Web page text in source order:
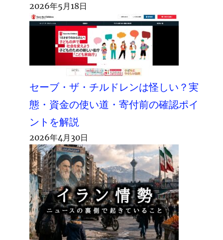
2026年5月18日
セーブ・ザ・チルドレンは怪しい？実
態・資金の使い道・寄付前の確認ポイ
ントを解説
2026年4月30日